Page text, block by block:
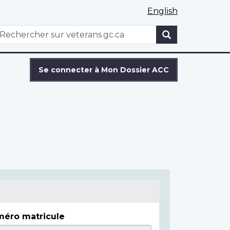
English
WxT
Se connecter à Mon Dossier ACC
matricule